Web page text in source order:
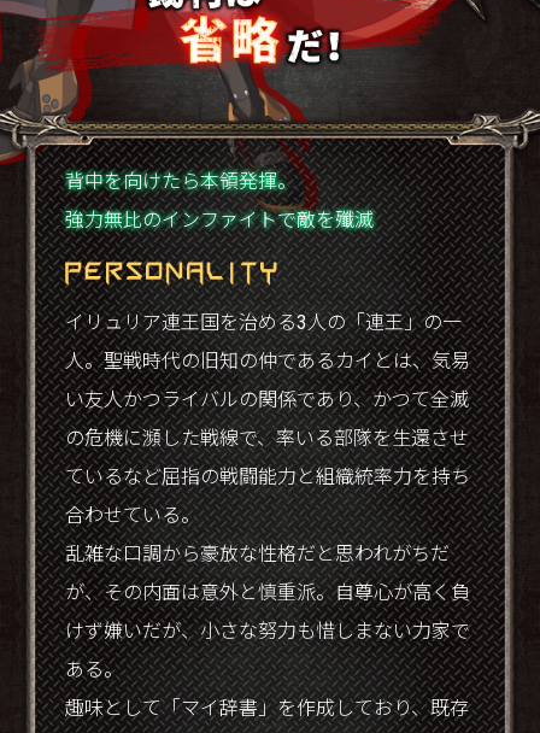
背中を向けたら本領発揮。
強力無比のインファイトで敵を殲滅
イリュリア連王国を治める3人の「連王」の一
人。聖戦時代の旧知の仲であるカイとは、気易
い友人かつライバルの関係であり、かつて全滅
の危機に瀕した戦線で、率いる部隊を生還させ
ているなど屈指の戦闘能力と組織統率力を持ち
合わせている。
乱雑な口調から豪放な性格だと思われがちだ
が、その内面は意外と慎重派。自尊心が高く負
けず嫌いだが、小さな努力も惜しまない力家で
ある。
趣味として「マイ辞書」を作成しており、既存